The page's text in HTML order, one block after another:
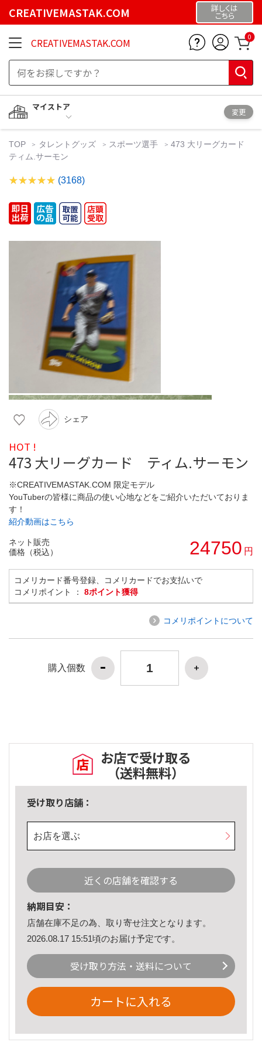
CREATIVEMASTAK.COM 詳しくは
こちら
CREATIVEMASTAK.COM 0
マイストア
変更
TOP タレントグッズ スポーツ選手
473 大リーグカード
ティム.サーモン
(3168)
シェア
HOT !
473 大リーグカード ティム.サーモン
※CREATIVEMASTAK.COM 限定モデル
YouTuberの皆様に商品の使い心地などをご紹介いただいておりま
す！
紹介動画はこちら
ネット販売
価格（税込）
24750 円
コメリカード番号登録、コメリカードでお支払いで
コメリポイント ： 8ポイント獲得
コメリポイントについて
購入個数
お店で受け取る
（送料無料）
受け取り店舗：
お店を選ぶ
近くの店舗を確認する
納期目安：
店舗在庫不足の為、取り寄せ注文となります。
2026.08.17 15:51頃のお届け予定です。
受け取り方法・送料について
カートに入れる